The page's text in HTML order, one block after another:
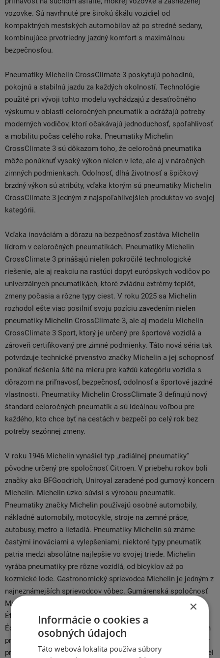
vozovke. Sú navrhnuté pre širokú škálu vozidiel od
kompaktných mestských automobilov až po stredné sedany,
kombinujúce prvotriedny jazdný komfort s maximálnou
bezpečnosťou.
Pneumatiky Michelin CrossClimate 3 poskytujú pohodlnú,
pokojnú a stabilnú jazdu za každých okolností. Technológie
použité pri vývoji tohto modelu vychádzajú z desaťročného
výskumu v oblasti celoročných pneumatík a odrážajú potreby
moderných vodičov, ktorí očakávajú jednoduchosť, spoľahlivosť
a mobilitu počas celého roka. Pneumatiky Michelin
CrossClimate 3 sú dôkazom toho, že celoročná pneumatika
môže ponúknuť vysoký výkon nielen v lete, ale aj v náročných
zimných podmienkach. Odolnosť, dlhá životnosť a špičkový
brzdný výkon sú atribúty, vďaka ktorým sú pneumatiky Michelin
CrossClimate 3 jedným z najspoľahlivejších produktov vo svojej
kategórii.
Vďaka inováciám a dôrazu na bezpečnosť zostáva Michelin
lídrom v celoročných pneumatikách. Pneumatiky Michelin
CrossClimate 3 prinášajú nielen pokročilé technologické
riešenie, ale aj reakciu na rastúci dopyt európskych vodičov po
univerzálnych pneumatikách, ktoré zvládnu extrémy teplôt,
zmeny počasia a rôzne typy ciest. V roku 2025 sa Michelin
rozhodol ešte viac posilniť svoju pozíciu zavedením nielen
pneumatiky Michelin CrossClimate 3, ale aj modelu Michelin
CrossClimate 3 Sport, ktorý je určený pre športové vozidlá a
zároveň certifikovaný pre zimné podmienky. Táto nová séria tak
potvrdzuje technické prvenstvo značky Michelin a jej schopnosť
ponúkať riešenia šité na mieru pre každú kategóriu vozidla s
dôrazom na priľnavosť, bezpečnosť, odolnosť a športové jazdné
vlastnosti. Pneumatiky Michelin CrossClimate 3 definujú nový
štandard celoročných pneumatík a sú ideálnou voľbou pre
každého, kto chce byť na cestách v bezpečí po celý rok bez
potreby sezónnej zmeny.
V roku 1946 Michelin vynašiel typ „radiálnej pneumatiky“
pôvodne určený pre spoločnosť Citroen. V priebehu rokov boli
značky ako BFGoodrich, Uniroyal zaradené pod gumový koncern
Michelin. Michelin úzko súvisí s výrobou pneumatík.
Pneumatiky značky Michelin používajú osobné automobily,
nákladné automobily, motocykle, stroje na zemné práce,
autobusy, metro a lietadlá. Pneumatiky Michelin sú známe
častými inováciami a vylepšeniami, niektoré typy pneumatík
patria medzi absolútne najlepšie vo svojej triede. Michelin
vyrába pneumatiky pre rôzne vozidlá, od bicyklov až po
kozmické lode. Gastronomický sprievodca Michelin je jedným z
najneznámejších sprievodcov vôbec. Gumárenská spoločnosť
Michelin (celý názov: SCA Compagnie Générale des
Établissements Michelin) bola založená v roku 1888 bratmi
Édouardom a André Michelinovými a v roku 1891 uviedla na trh
prvú pneumatiku. Na začiatku spoločnosť vyrábala pneumatiky
pre kolesá bicyklov, dnes značka dosiahla vynikajúci 18% podiel
×
Informácie o cookies a
osobných údajoch
Táto webová lokalita používa súbory